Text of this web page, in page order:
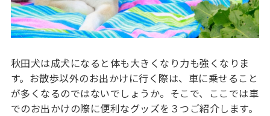
秋田犬は成犬になると体も大きくなり力も強くなりま
す。お散歩以外のお出かけに行く際は、車に乗せること
が多くなるのではないでしょうか。そこで、ここでは車
でのお出かけの際に便利なグッズを３つご紹介します。